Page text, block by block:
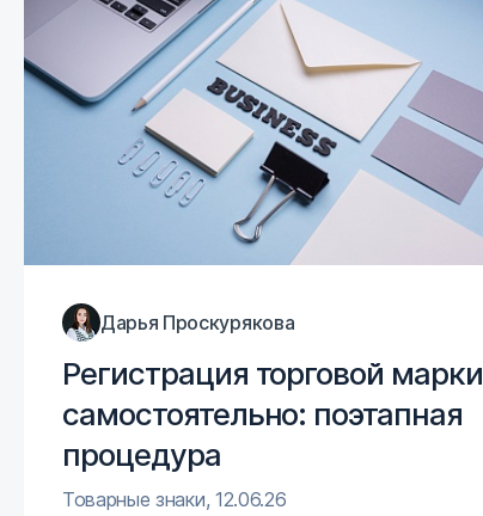
Регистрация торговой марки
самостоятельно: поэтапная
процедура
Дарья Проскурякова
Товарные знаки, 12.06.26